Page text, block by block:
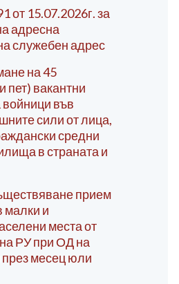
от 15.07.2026г. за
адресна
служебен адрес
на 45
пет) вакантни
във
сили от лица,
средни
в страната и
прием
малки и
места от
РУ при ОД на
месец юли